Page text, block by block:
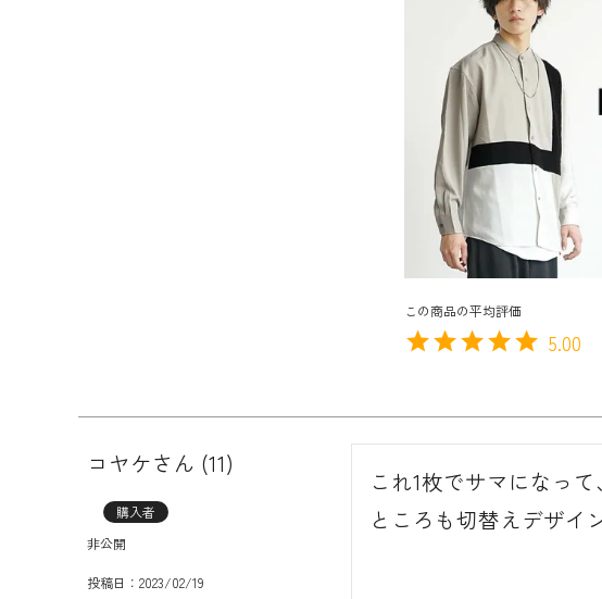
5.00
コヤケ 11
購入者
非公開
投稿日 2023/02/19
これ1枚でサマになっ
ところも切替えデザイ